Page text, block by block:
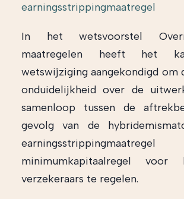
earningsstrippingmaatregel
In het wetsvoorstel
maatregelen heeft het
wetswijziging aangekondigd om
onduidelijkheid over de
samenloop tussen de
gevolg van de
minimumkapitaalregel voor
verzekeraars te regelen.